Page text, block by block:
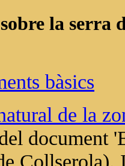
la serra
bàsics
de la
document
Collserola).